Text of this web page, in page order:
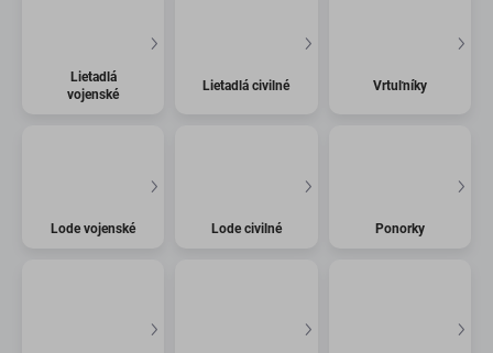
Lietadlá
vojenské
Lietadlá civilné Vrtuľníky
Lode vojenské Lode civilné Ponorky